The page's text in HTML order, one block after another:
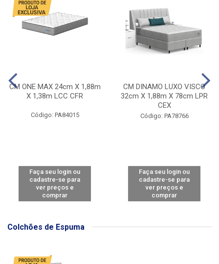
CM ONE MAX 24cm X 1,88m
X 1,38m LCC CFR
Código: PA84015
Faça seu login ou
cadastre-se para
ver preços e
comprar
CM DINAMO LUXO VISCO
32cm X 1,88m X 78cm LPR
CEX
Código: PA78766
Faça seu login ou
cadastre-se para
ver preços e
comprar
Colchões de Espuma